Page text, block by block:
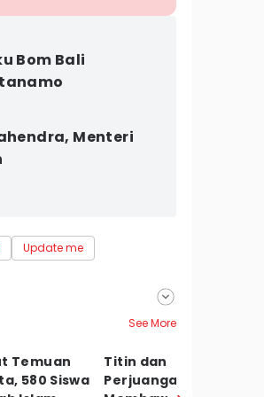
Bom Bali
Menteri
Update me
See More
Temuan
580 Siswa
Titin dan
Perjuangan